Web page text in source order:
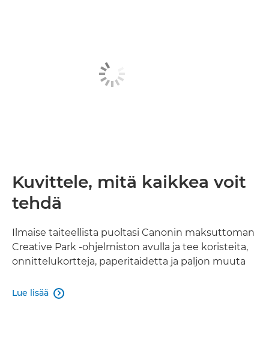
Kuvittele, mitä kaikkea voit
tehdä
Ilmaise taiteellista puoltasi Canonin maksuttoman
Creative Park -ohjelmiston avulla ja tee koristeita,
onnittelukortteja, paperitaidetta ja paljon muuta
Lue lisää 